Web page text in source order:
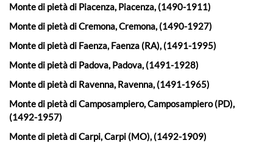
Monte di pietà di Piacenza, Piacenza, (1490-1911)
Monte di pietà di Cremona, Cremona, (1490-1927)
Monte di pietà di Faenza, Faenza (RA), (1491-1995)
Monte di pietà di Padova, Padova, (1491-1928)
Monte di pietà di Ravenna, Ravenna, (1491-1965)
Monte di pietà di Camposampiero, Camposampiero (PD),
(1492-1957)
Monte di pietà di Carpi, Carpi (MO), (1492-1909)